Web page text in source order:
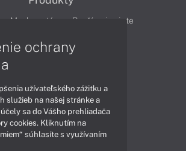
Mesh systém
Rozšírenie siete
Produkty Technológie
Obsah
ochrany
užívateľského zážitku a
služieb na našej stránke a
sa do Vášho prehliadača
cookies. Kliknutím na
súhlasíte s využívaním